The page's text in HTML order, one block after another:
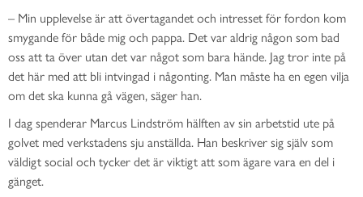
– Min upplevelse är att övertagandet och intresset för fordon kom
smygande för både mig och pappa. Det var aldrig någon som bad
oss att ta över utan det var något som bara hände. Jag tror inte på
det här med att bli intvingad i någonting. Man måste ha en egen vilja
om det ska kunna gå vägen,säger han.
I dag spenderar Marcus Lindström hälften av sin arbetstid ute på
golvet med verkstadens sju anställda. Han beskriver sig själv som
väldigt social och tycker det är viktigt att som ägare vara en del i
gänget.